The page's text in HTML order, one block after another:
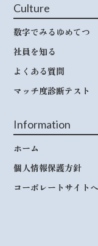
Culture
数字でみるゆめてつ
社員を知る
よくある質問
マッチ度診断テスト
Information
ホーム
個人情報保護方針
コーポレートサイト